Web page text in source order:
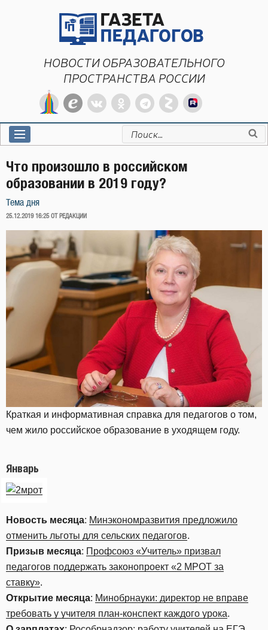
НОВОСТИ ОБРАЗОВАТЕЛЬНОГО
ПРОСТРАНСТВА РОССИИ
Искать:
Что произошло в российском
образовании в 2019 году?
Тема дня
ОПУБЛИКОВАНО
25.12.2019 16:25 ОТ РЕДАКЦИИ
Краткая и информативная справка для педагогов о том,
чем жило российское образование в уходящем году.
Январь
Новость месяца: Минэкономразвития предложило
отменить льготы для сельских педагогов.
Призыв месяца: Профсоюз «Учитель» призвал
педагогов поддержать законопроект «2 МРОТ за
ставку».
Открытие месяца: Минобрнауки: директор не вправе
требовать у учителя план-конспект каждого урока.